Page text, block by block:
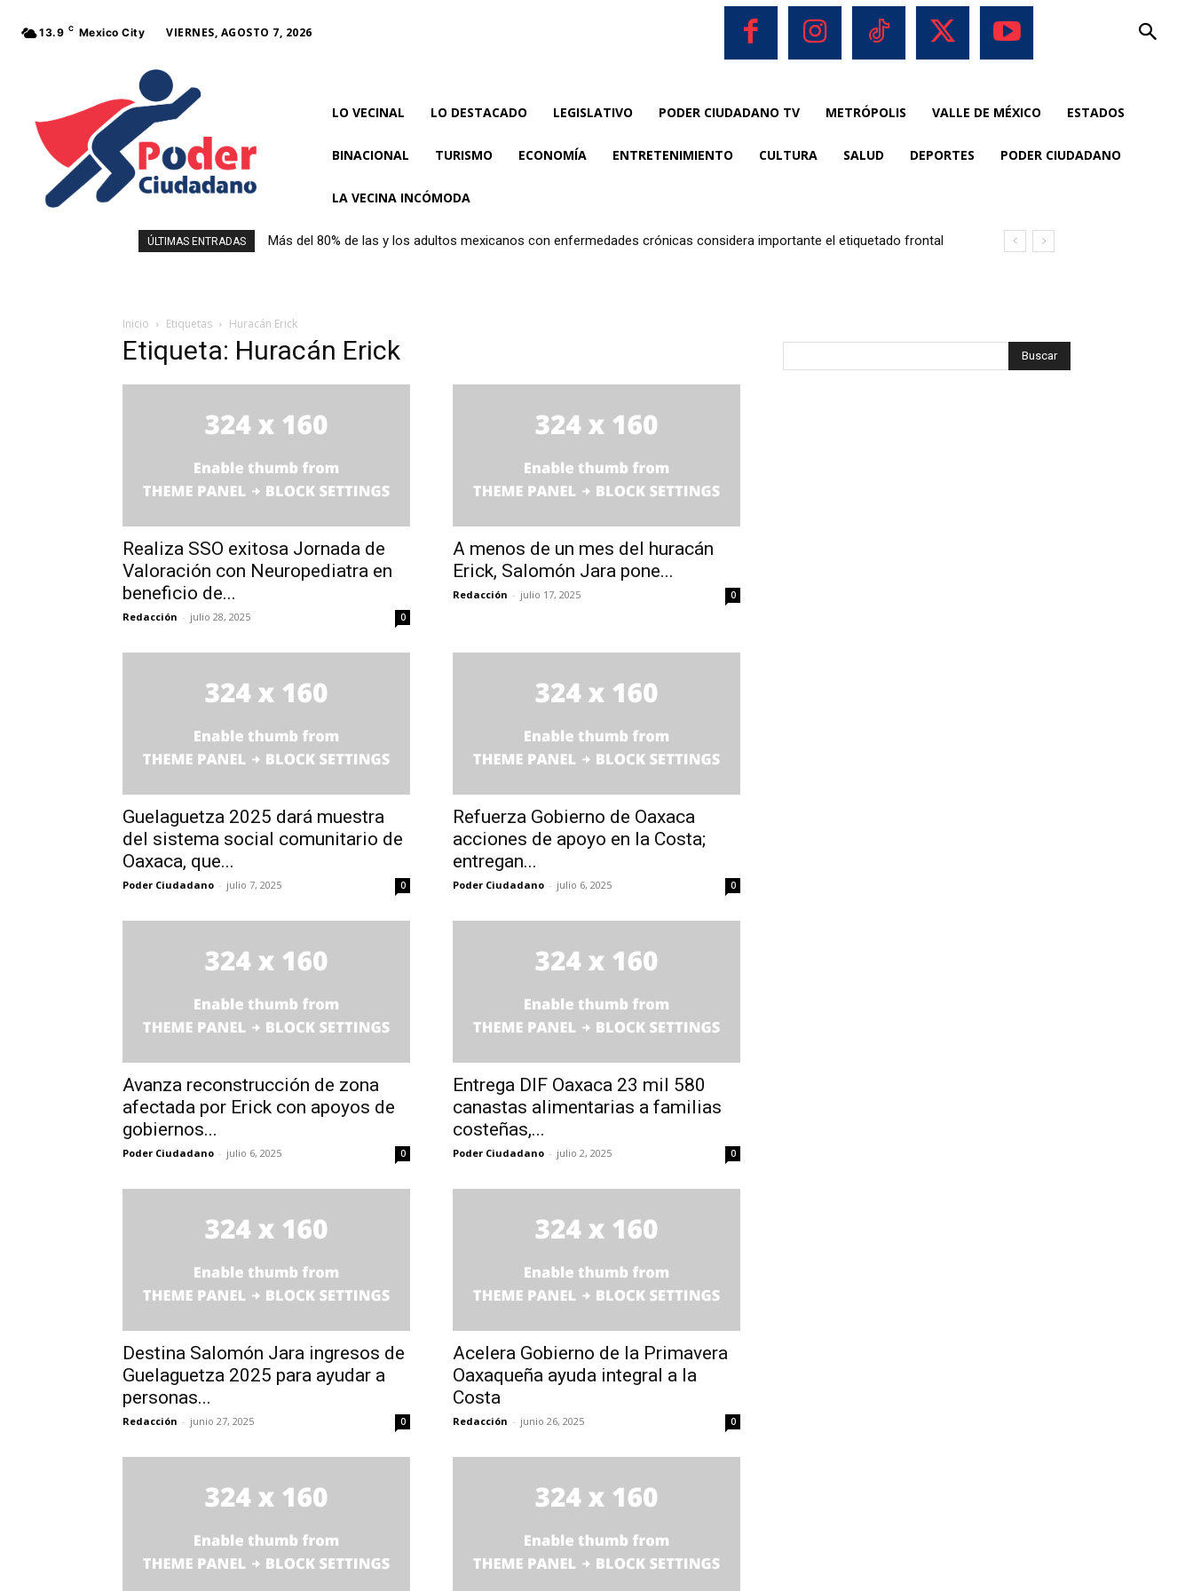
13.9 C Mexico City VIERNES, AGOSTO 7, 2026
LO VECINAL LO DESTACADO LEGISLATIVO PODER CIUDADANO TV METRÓPOLIS VALLE DE MÉXICO ESTADOS
BINACIONAL TURISMO ECONOMÍA ENTRETENIMIENTO CULTURA SALUD DEPORTES PODER CIUDADANO
LA VECINA INCÓMODA
ÚLTIMAS ENTRADAS
Más del 80% de las y los adultos mexicanos con enfermedades crónicas considera importante el etiquetado frontal
Inicio Etiquetas Huracán Erick
Etiqueta: Huracán Erick
Realiza SSO exitosa Jornada de
Valoración con Neuropediatra en
beneficio de...
Redacción - julio 28, 2025 0
A menos de un mes del huracán
Erick, Salomón Jara pone...
Redacción - julio 17, 2025 0
Guelaguetza 2025 dará muestra
del sistema social comunitario de
Oaxaca, que...
Poder Ciudadano - julio 7, 2025 0
Refuerza Gobierno de Oaxaca
acciones de apoyo en la Costa;
entregan...
Poder Ciudadano - julio 6, 2025 0
Avanza reconstrucción de zona
afectada por Erick con apoyos de
gobiernos...
Poder Ciudadano - julio 6, 2025 0
Entrega DIF Oaxaca 23 mil 580
canastas alimentarias a familias
costeñas,...
Poder Ciudadano - julio 2, 2025 0
Destina Salomón Jara ingresos de
Guelaguetza 2025 para ayudar a
personas...
Redacción - junio 27, 2025 0
Acelera Gobierno de la Primavera
Oaxaqueña ayuda integral a la
Costa
Redacción - junio 26, 2025 0